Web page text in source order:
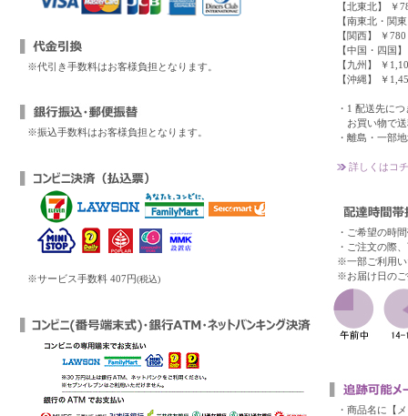
※代引き手数料はお客様負担となります。
※振込手数料はお客様負担となります。
※サービス手数料 407円(税込)
【北東北】 ￥
【南東北・関東
【関西】 ￥780
【中国・四国】
【九州】 ￥
【沖縄】 ￥
・1 配送先につ
お買い物で送
・離島・一部地
詳しくはコ
・ご希望の時間
・ご注文の際、
※一部ご利用い
※お届け日のご
・商品名に【メ